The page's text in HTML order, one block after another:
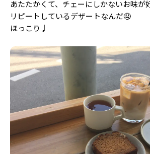
あたたかくて、チェーにしかないお味が
リピートしているデザートなんだ🤤
ほっこり♩